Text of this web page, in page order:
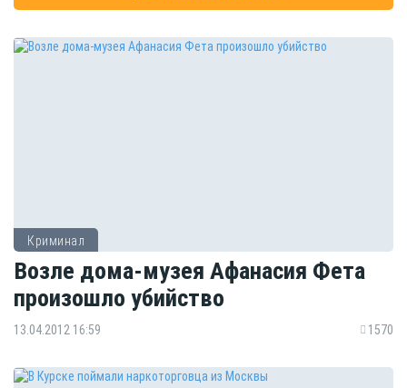
Криминал
Возле дома-музея Афанасия Фета
произошло убийство
13.04.2012 16:59 1570